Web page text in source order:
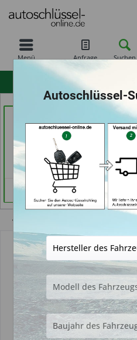
Menü Anfrage Suchen
Fürth)
Händlerprofil
Autoschlüssel-